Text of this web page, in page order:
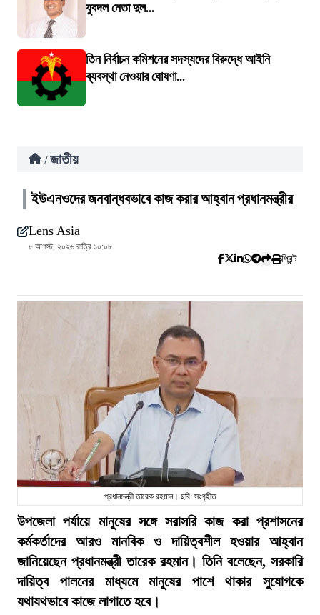
যুবদল নেতা দুল...
তিন নির্বাচন কমিশনের সদস্যদের বিরুদ্ধে আইনি
ব্যবস্থা নেওয়ার ঘোষণা...
/ জাতীয়
ইউএনওদের জনবান্ধবভাবে কাজ করার আহ্বান প্রধানমন্ত্রীর
Lens Asia
৮ আগস্ট, ২০২৬ রাত্রি ১০:০৮
প্রিন্ট
প্রধানমন্ত্রী তারেক রহমান। ছবি: সংগৃহীত
উপজেলা পর্যায়ে মানুষের সঙ্গে সরাসরি কাজ করা প্রশাসনের
কর্মকর্তাদের আরও মানবিক ও দায়িত্বশীল হওয়ার আহ্বান
জানিয়েছেন প্রধানমন্ত্রী তারেক রহমান। তিনি বলেছেন, সরকারি
দায়িত্ব পালনের মাধ্যমে মানুষের পাশে থাকার সুযোগকে
যথাযথভাবে কাজে লাগাতে হবে।